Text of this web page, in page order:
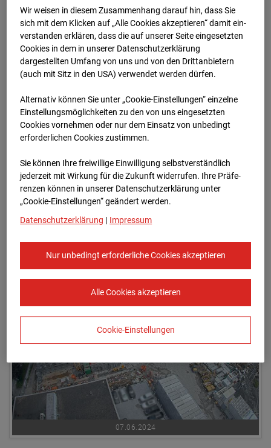
05.06.2024
06.06.2024
07.06.2024
Wir weisen in diesem Zusammenhang darauf hin, dass Sie
sich mit dem Klicken auf „Alle Cookies akzeptieren“ damit ein­
ver­standen erklären, dass die auf unserer Seite eingesetzten
Cookies in dem in unserer Datenschutzerklärung
dargestellten Umfang von uns und von den Drittanbietern
(auch mit Sitz in den USA) verwendet werden dürfen.
Alternativ können Sie unter „Cookie-Einstellungen“ einzelne
Einstellungsmöglichkeiten zu den von uns eingesetzten
Cookies vornehmen oder nur dem Einsatz von unbedingt
erforderlichen Cookies zustimmen.
Sie können Ihre freiwillige Einwilligung selbstverständlich
jederzeit mit Wirkung für die Zukunft widerrufen. Ihre Prä­fe­
renzen können in unserer Datenschutzerklärung unter
„Cookie-Einstellungen“ geändert werden.
Datenschutzerklärung | Impressum
Nur unbedingt erforderliche Cookies akzeptieren
Alle Cookies akzeptieren
Cookie-Einstellungen